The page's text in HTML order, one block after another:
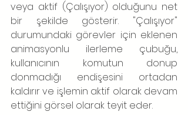
veya aktif (Çalışıyor) olduğunu net
bir şekilde gösterir. "Çalışıyor"
durumundaki görevler için eklenen
animasyonlu ilerleme çubuğu,
kullanıcının komutun donup
donmadığı endişesini ortadan
kaldırır ve işlemin aktif olarak devam
ettiğini görsel olarak teyit eder.